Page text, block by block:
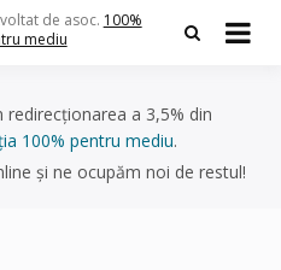
de asoc. 100%
mediu
redirecționarea a 3,5% din
100% pentru mediu.
și ne ocupăm noi de restul!